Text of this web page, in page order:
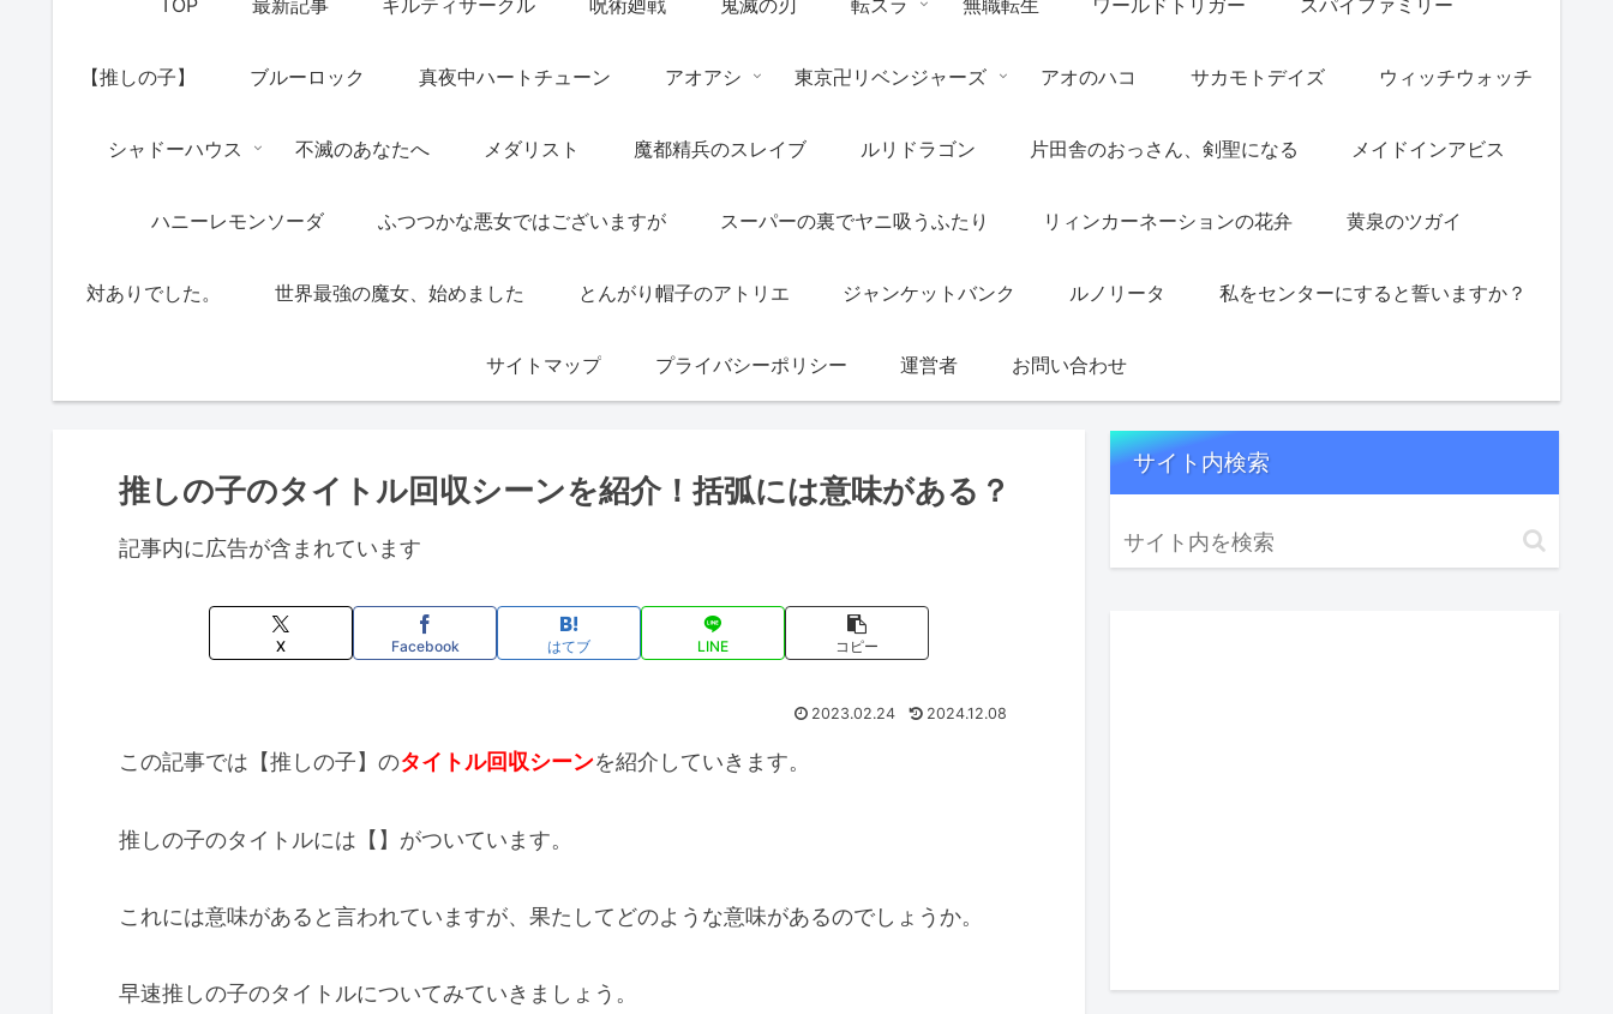
【推しの子】 ブルーロック 真夜中ハートチューン アオアシ 東京卍リベンジャーズ アオのハコ サカモトデイズ ウィッチウォッチ
シャドーハウス 不滅のあなたへ メダリスト 魔都精兵のスレイブ ルリドラゴン 片田舎のおっさん、剣聖になる メイドインアビス
ハニーレモンソーダ ふつつかな悪女ではございますが スーパーの裏でヤニ吸うふたり リィンカーネーションの花弁 黄泉のツガイ
対ありでした。 世界最強の魔女、始めました とんがり帽子のアトリエ ジャンケットバンク ルノリータ 私をセンターにすると誓いますか？
サイトマップ プライバシーポリシー 運営者 お問い合わせ
推しの子のタイトル回収シーンを紹介！括弧には意味がある？
記事内に広告が含まれています
X Facebook はてブ LINE コピー
2023.02.24 2024.12.08
この記事では【推しの子】のタイトル回収シーンを紹介していきます。
推しの子のタイトルには【】がついています。
これには意味があると言われていますが、果たしてどのような意味があるのでしょうか。
早速推しの子のタイトルについてみていきましょう。
サイト内検索